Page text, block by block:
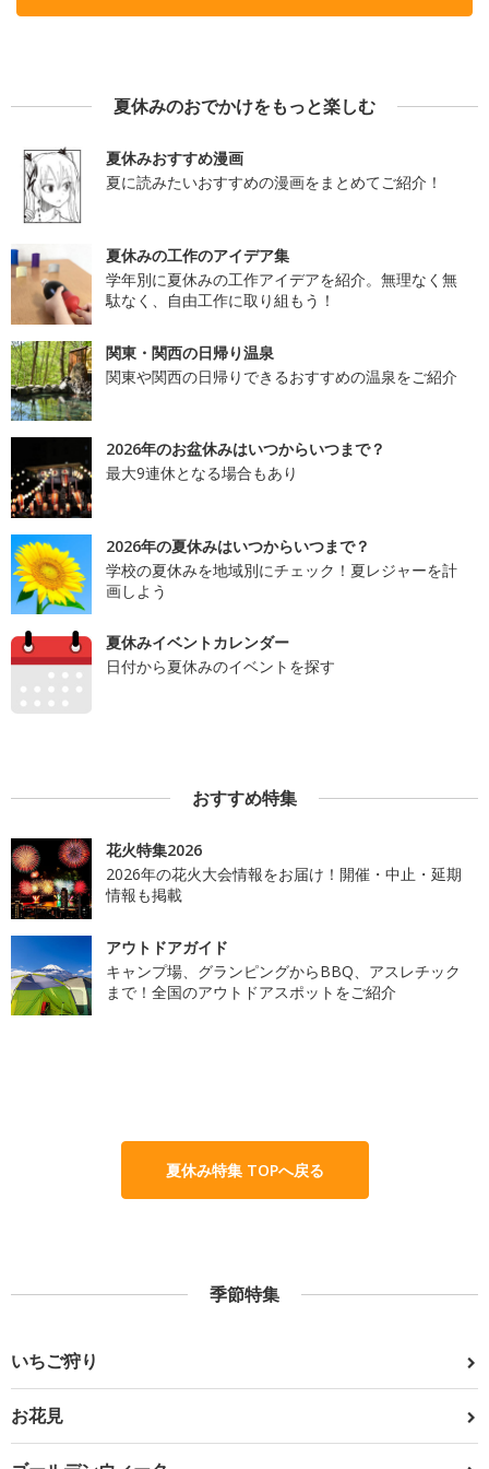
夏休みのおでかけをもっと楽しむ
夏休みおすすめ漫画
夏に読みたいおすすめの漫画をまとめてご紹介！
夏休みの工作のアイデア集
学年別に夏休みの工作アイデアを紹介。無理なく無
駄なく、自由工作に取り組もう！
関東・関西の日帰り温泉
関東や関西の日帰りできるおすすめの温泉をご紹介
2026年のお盆休みはいつからいつまで？
最大9連休となる場合もあり
2026年の夏休みはいつからいつまで？
学校の夏休みを地域別にチェック！夏レジャーを計
画しよう
夏休みイベントカレンダー
日付から夏休みのイベントを探す
おすすめ特集
花火特集2026
2026年の花火大会情報をお届け！開催・中止・延期
情報も掲載
アウトドアガイド
キャンプ場、グランピングからBBQ、アスレチック
まで！全国のアウトドアスポットをご紹介
夏休み特集 TOPへ戻る
季節特集
いちご狩り
お花見